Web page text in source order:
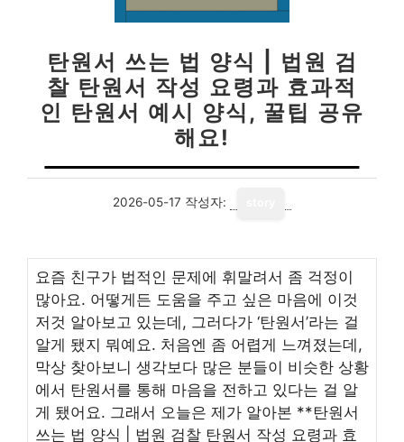
탄원서 쓰는 법 양식 | 법원 검
찰 탄원서 작성 요령과 효과적
인 탄원서 예시 양식, 꿀팁 공유
해요!
2026-05-17 작성자:
요즘 친구가 법적인 문제에 휘말려서 좀 걱정이
많아요. 어떻게든 도움을 주고 싶은 마음에 이것
저것 알아보고 있는데, 그러다가 ‘탄원서’라는 걸
알게 됐지 뭐예요. 처음엔 좀 어렵게 느껴졌는데,
막상 찾아보니 생각보다 많은 분들이 비슷한 상황
에서 탄원서를 통해 마음을 전하고 있다는 걸 알
게 됐어요. 그래서 오늘은 제가 알아본 **탄원서
쓰는 법 양식 | 법원 검찰 탄원서 작성 요령과 효